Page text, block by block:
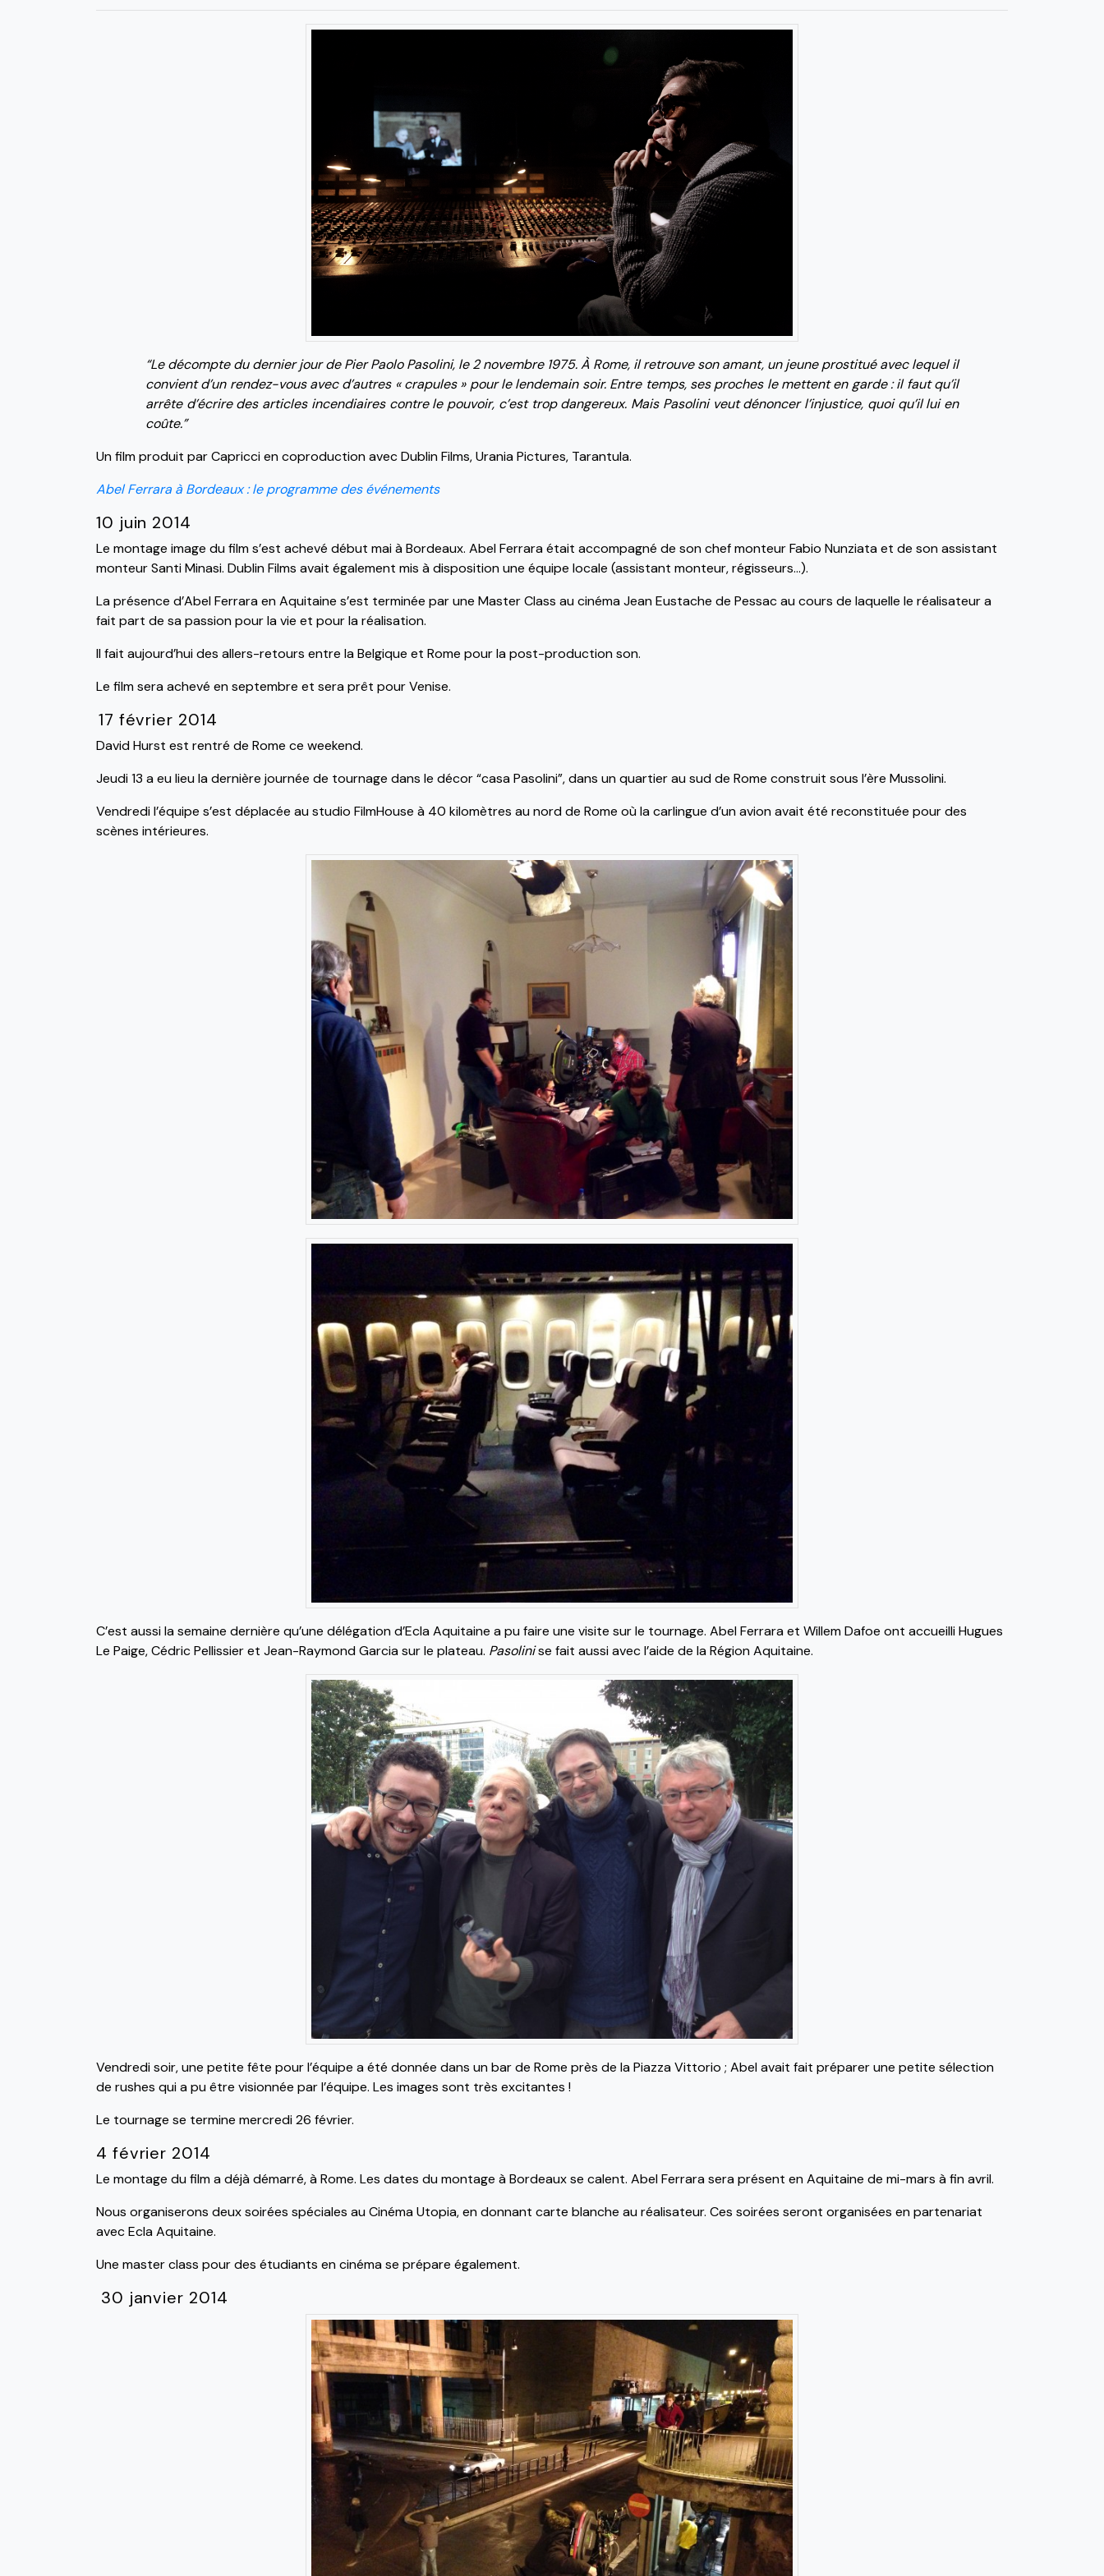
“Le décompte du dernier jour de Pier Paolo Pasolini, le 2 novembre 1975. À Rome, il retrouve son amant, un jeune prostitué avec lequel il
convient d’un rendez-vous avec d’autres « crapules » pour le lendemain soir. Entre temps, ses proches le mettent en garde : il faut qu’il
arrête d’écrire des articles incendiaires contre le pouvoir, c’est trop dangereux. Mais Pasolini veut dénoncer l’injustice, quoi qu’il lui en
coûte.”
Un film produit par Capricci en coproduction avec Dublin Films, Urania Pictures, Tarantula.
Abel Ferrara à Bordeaux : le programme des événements
10 juin 2014
Le montage image du film s’est achevé début mai à Bordeaux. Abel Ferrara était accompagné de son chef monteur Fabio Nunziata et de son assistant
monteur Santi Minasi. Dublin Films avait également mis à disposition une équipe locale (assistant monteur, régisseurs…).
La présence d’Abel Ferrara en Aquitaine s’est terminée par une Master Class au cinéma Jean Eustache de Pessac au cours de laquelle le réalisateur a
fait part de sa passion pour la vie et pour la réalisation.
Il fait aujourd’hui des allers-retours entre la Belgique et Rome pour la post-production son.
Le film sera achevé en septembre et sera prêt pour Venise.
17 février 2014
David Hurst est rentré de Rome ce weekend.
Jeudi 13 a eu lieu la dernière journée de tournage dans le décor “casa Pasolini”, dans un quartier au sud de Rome construit sous l’ère Mussolini.
Vendredi l’équipe s’est déplacée au studio FilmHouse à 40 kilomètres au nord de Rome où la carlingue d’un avion avait été reconstituée pour des
scènes intérieures.
C’est aussi la semaine dernière qu’une délégation d’Ecla Aquitaine a pu faire une visite sur le tournage. Abel Ferrara et Willem Dafoe ont accueilli Hugues
Le Paige, Cédric Pellissier et Jean-Raymond Garcia sur le plateau. Pasolinise fait aussi avec l’aide de la Région Aquitaine.
Vendredi soir, une petite fête pour l’équipe a été donnée dans un bar de Rome près de la Piazza Vittorio ; Abel avait fait préparer une petite sélection
de rushes qui a pu être visionnée par l’équipe. Les images sont très excitantes !
Le tournage se termine mercredi 26 février.
4 février 2014
Le montage du film a déjà démarré, à Rome. Les dates du montage à Bordeaux se calent. Abel Ferrara sera présent en Aquitaine de mi-mars à fin avril.
Nous organiserons deux soirées spéciales au Cinéma Utopia, en donnant carte blanche au réalisateur. Ces soirées seront organisées en partenariat
avec Ecla Aquitaine.
Une master class pour des étudiants en cinéma se prépare également.
30 janvier 2014